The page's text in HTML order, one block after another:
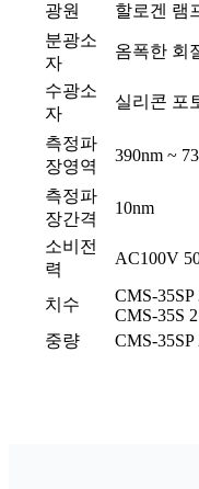
광원
할로겐 램
분광소
자
옴폭한 회
수광소
자
실리콘 포
측정파
장영역
390nm ~
측정파
장간격
10nm
소비전
력
AC100V
치수
CMS-
CMS-35S
중량
CMS-